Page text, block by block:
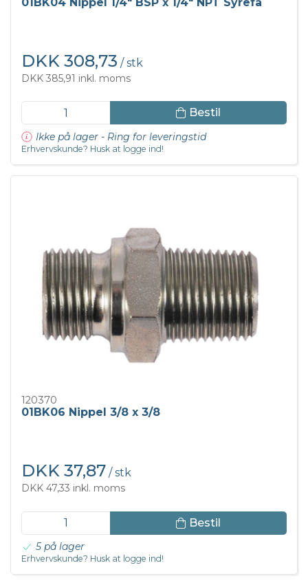
DKK 308,73 / stk
DKK 385,91 inkl. moms
Bestil
Ikke på lager - Ring for leveringstid
Erhvervskunde? Husk at logge ind!
120370
01BK06 Nippel 3/8 x 3/8
DKK 37,87 / stk
DKK 47,33 inkl. moms
Bestil
5 på lager
Erhvervskunde? Husk at logge ind!